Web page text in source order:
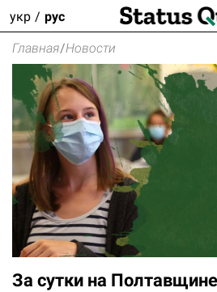
укр рус
Главная/Новости
За сутки на